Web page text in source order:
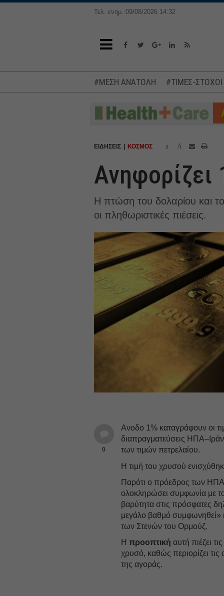
Τελ. ενημ.:09/08/2026 14:32
#ΜΕΣΗ ΑΝΑΤΟΛΗ #ΤΙΜΕΣ-
ΕΙΔΗΣΕΙΣ ΚΟΣΜΟΣ a A
Ανηφορίζει
Η πτώση του δολαρίου και
οι πληθωριστικές πιέσεις.
0
Ανοδο 1% καταγράφουν οι
διαπραγματεύσεις
των τιμών πετρελαίου.
Η τιμή του χρυσού
Παρότι ο πρόεδρος των
ολοκληρώσει συμφωνία με το
βαρύτητα στις πρόσφατες
μεγάλο βαθμό συμφωνηθεί»
των Στενών του Ορμούζ.
Ηπροοπτική αυτή πιέζει
χρυσό, καθώς περιορίζει
της αγοράς.